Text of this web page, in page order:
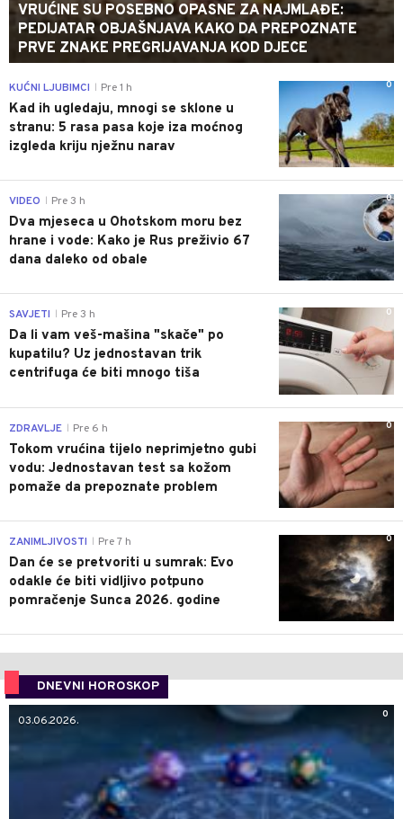
VRUĆINE SU POSEBNO OPASNE ZA NAJMLAĐE:
PEDIJATAR OBJAŠNJAVA KAKO DA PREPOZNATE
PRVE ZNAKE PREGRIJAVANJA KOD DJECE
0
KUĆNI LJUBIMCI Pre 1 h
Kad ih ugledaju, mnogi se sklone u
stranu: 5 rasa pasa koje iza moćnog
izgleda kriju nježnu narav
0
VIDEO Pre 3 h
Dva mjeseca u Ohotskom moru bez
hrane i vode: Kako je Rus preživio 67
dana daleko od obale
0
SAVJETI Pre 3 h
Da li vam veš-mašina "skače" po
kupatilu? Uz jednostavan trik
centrifuga će biti mnogo tiša
0
ZDRAVLJE Pre 6 h
Tokom vrućina tijelo neprimjetno gubi
vodu: Jednostavan test sa kožom
pomaže da prepoznate problem
0
ZANIMLJIVOSTI Pre 7 h
Dan će se pretvoriti u sumrak: Evo
odakle će biti vidljivo potpuno
pomračenje Sunca 2026. godine
DNEVNI HOROSKOP
0
03.06.2026.